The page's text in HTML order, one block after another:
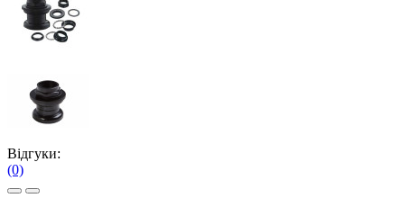
Відгуки:
(0)